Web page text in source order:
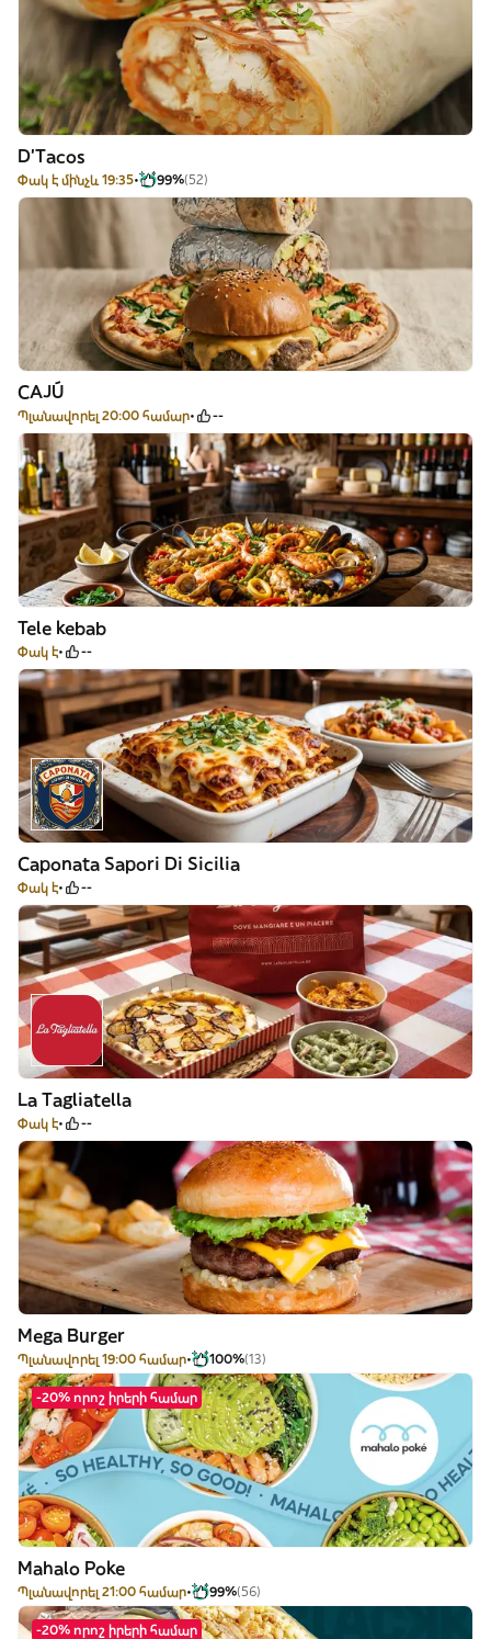
D'Tacos
Փակ է մինչև 19:35 99%(52)
CAJÚ
Պլանավորել 20:00 համար --
Tele kebab
Փակ է --
Caponata Sapori Di Sicilia
Փակ է --
La Tagliatella
Փակ է --
Mega Burger
Պլանավորել 19:00 համար 100%(13)
-20% որոշ իրերի համար
Mahalo Poke
Պլանավորել 21:00 համար 99%(56)
-20% որոշ իրերի համար